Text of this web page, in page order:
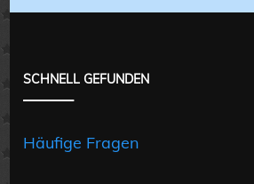
SCHNELL GEFUNDEN
Häufige Fragen